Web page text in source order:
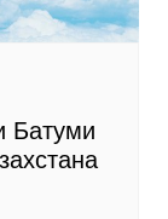
Батуми